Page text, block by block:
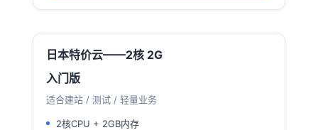
日本特价云——2核 2G
入门版
适合建站 / 测试 / 轻量业务
2核CPU + 2GB内存